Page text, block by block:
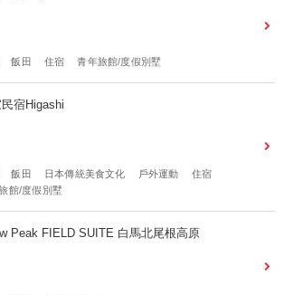
飯田 住宿 青年旅館/度假別墅
宿Higashi
飯田 日本傳統美食文化 戶外運動
住宿
館/度假別墅
Peak FIELD SUITE 白馬北尾根高原